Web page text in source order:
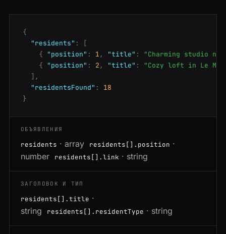
{
"residents" :
[
{
"position" : 1 , "title" :
"Charming studio
{
"position" : 2 , "title" :
"Cozy loft in Le
],
"residentsFound" :
18
}
ОБЪЯВЛЕНИЯ
residents · array residents[].position ·
number
residents[].link · string
ЗАГОЛОВОК И ТИП
residents[].title ·
string
residents[].residentType · string